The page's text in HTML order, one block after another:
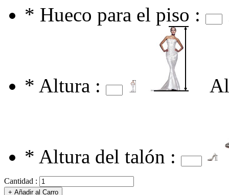
* Hueco para el piso :
* Altura :
* Altura del talón :
Cantidad :